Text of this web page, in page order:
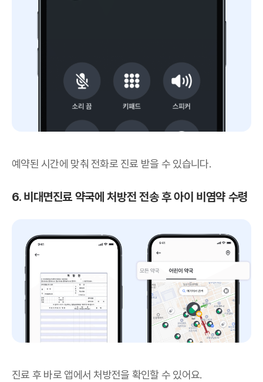
예약된 시간에 맞춰 전화로 진료 받을 수 있습니다.
6. 비대면진료 약국에 처방전 전송 후 아이 비염약 수령
진료 후 바로 앱에서 처방전을 확인할 수 있어요.